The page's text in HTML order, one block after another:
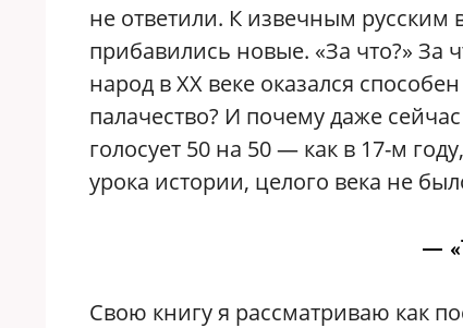
не ответили. К извечным русским
прибавились новые. «За что?»
народ в ХХ веке оказался
палачество? И почему даже
голосует 50 на 50 — как в 17-м
урока истории, целого века не
—
Свою книгу я рассматриваю как